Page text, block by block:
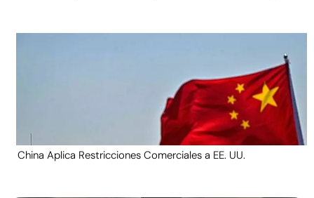
China Aplica Restricciones Comerciales a EE. UU.